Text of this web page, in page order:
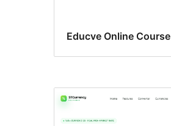
Educve Online Course